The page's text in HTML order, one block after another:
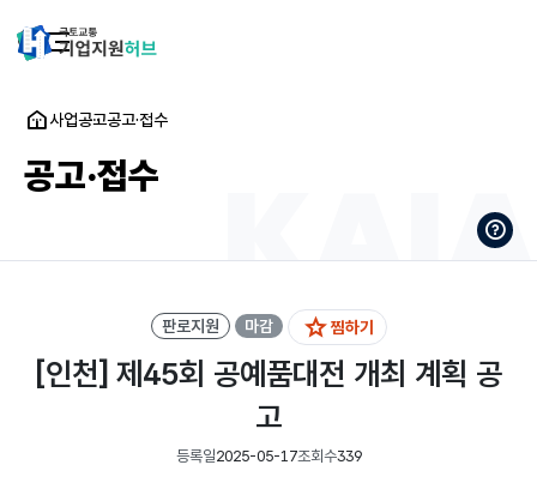
사업공고공고·접수
공고·접수
판로지원 마감 찜하기
[인천] 제45회 공예품대전 개최 계획 공
고
등록일2025-05-17조회수339